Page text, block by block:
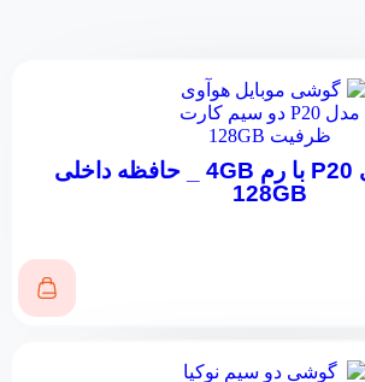
گوشی هوآوی P20 با رم 4GB _ حافظه داخلی
128GB